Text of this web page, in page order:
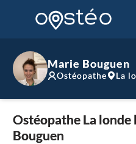
Marie Bouguen
Ostéopathe La
Ostéopathe La
Bouguen